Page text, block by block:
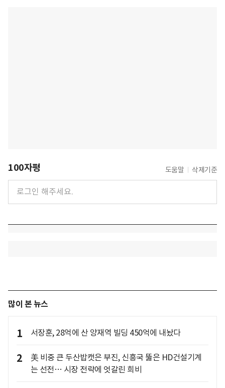
100자평 도움말 삭제기준
많이 본 뉴스
1 서장훈, 28억에 산 양재역 빌딩 450억에 내놨다
2
美 비중 큰 두산밥캣은 부진, 신흥국 뚫은 HD건설기계
는 선전… 시장 전략에 엇갈린 희비